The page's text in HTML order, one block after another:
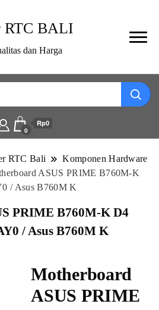
RTC BALI
dan Harga
0
Rp0
RTC Bali
Komponen Hardware
ASUS PRIME B760M-K
/ Asus B760M K
PRIME B760M-K D4
/ Asus B760M K
Motherboard
ASUS PRIME